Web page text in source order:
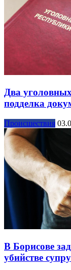
Два
подделка
Происшествия
В Борисове
убийстве